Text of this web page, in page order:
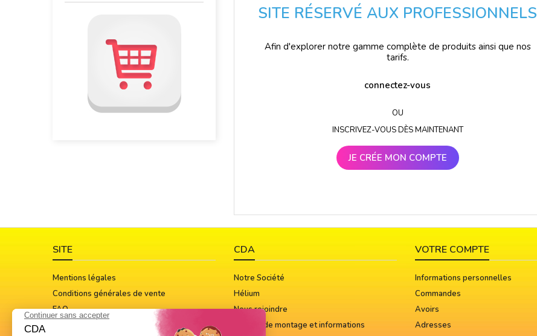
SITE RÉSERVÉ AUX PROFESSIONNELS
Afin d'explorer notre gamme complète de produits ainsi que nos
tarifs.
connectez-vous
OU
INSCRIVEZ-VOUS DÈS MAINTENANT
JE CRÉE MON COMPTE
SITE
Mentions légales
Conditions générales de vente
FAQ
CDA
Notre Société
Hélium
Nous rejoindre
Notices de montage et informations
VOTRE COMPTE
Informations personnelles
Commandes
Avoirs
Adresses